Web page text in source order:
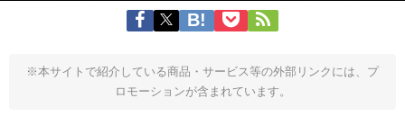
※本サイトで紹介している商品・サービス等の外部リンクには、プ
ロモーションが含まれています。